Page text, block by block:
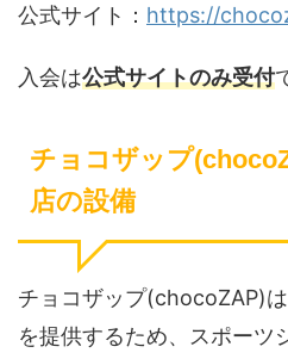
公式サイト： https://
入会は公式サイトのみ受付
チョコザップ
店の設備
チョコザップ(chocoZAP)
を提供するため、スポーツ